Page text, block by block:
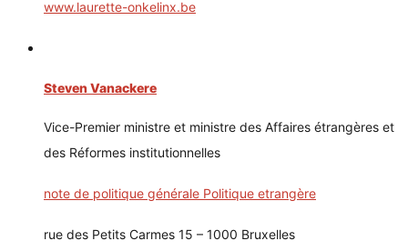
www.laurette-onkelinx.be
Steven Vanackere
Vice-Premier ministre et ministre des Affaires étrangères et
des Réformes institutionnelles
note de politique générale Politique etrangère
rue des Petits Carmes 15 – 1000 Bruxelles